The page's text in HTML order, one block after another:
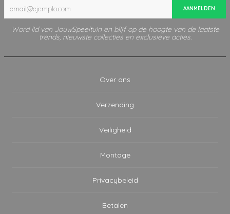
AANMELDEN
Word lid van JouwSpeeltuin en blijf op de hoogte van de laatste
trends, nieuwste collecties en exclusieve acties.
Over ons
Verzending
Veiligheid
Montage
Privacybeleid
Betalen